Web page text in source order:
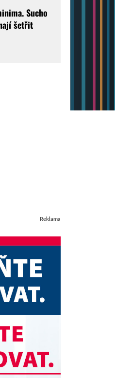
Sucho
šetřit
Reklama